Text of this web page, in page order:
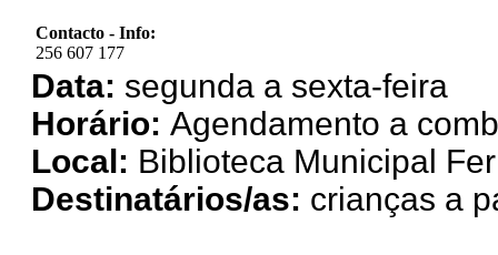
Contacto - Info:
256 607 177
Data: segunda a sexta-feira
Horário: Agendamento a
Local: Biblioteca Municipal
Destinatários/as: crianças a